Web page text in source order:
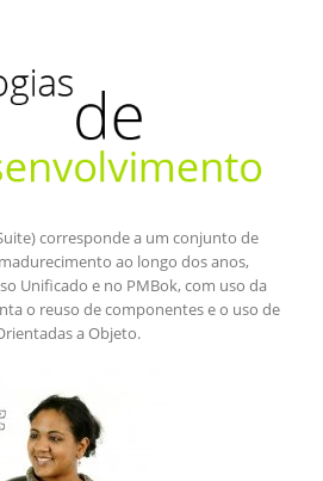
corresponde a um conjunto de
ao longo dos anos,
Unificado e no PMBok, com uso da
o reuso de componentes e o uso de
a Objeto.